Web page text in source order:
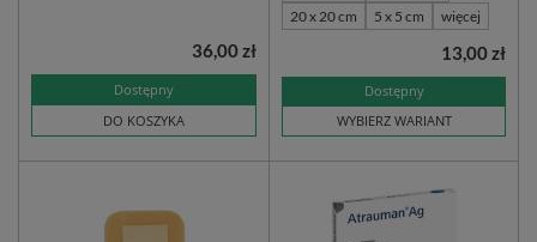
Dostępny
DO KOSZYKA
36,00 zł
20 x 20 cm
5 x 5 cm więcej
Dostępny
WYBIERZ WARIANT
13,00 zł